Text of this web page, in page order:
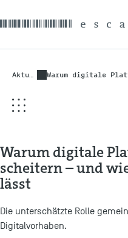
Warum digitale
scheitern – und
lässt
Die unterschätzte Rolle
Digitalvorhaben.